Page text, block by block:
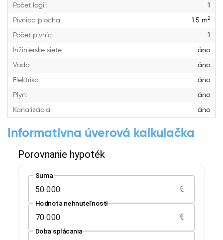
Počet logií:
1
Pivnica plocha:
1.5 m2
Počet pivníc:
1
Inžinierske siete:
áno
Voda:
áno
Elektrika:
áno
Plyn:
áno
Kanalizácia:
áno
Informatívna úverová kalkulačka